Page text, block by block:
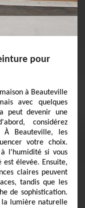
pour
à Beauteville
avec quelques
peut devenir une
considérez
À Beauteville, les
votre choix.
l'humidité si vous
élevée. Ensuite,
claires peuvent
tandis que les
de sophistication.
la lumière naturelle